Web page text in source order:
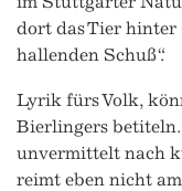
dort das Tier hinter
hallenden Schuß“.
Lyrik fürs Volk,
Bierlingers
unvermittelt nach
reimt eben nicht